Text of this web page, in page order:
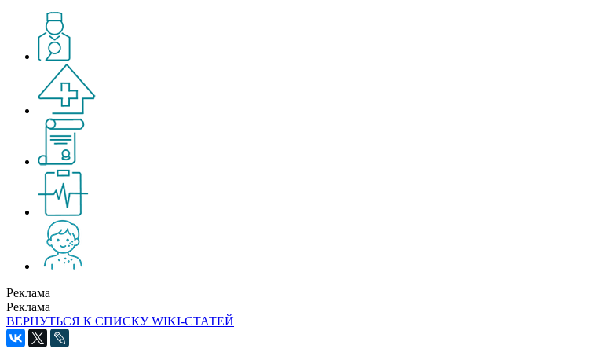
Реклама
Реклама
ВЕРНУТЬСЯ К СПИСКУ WIKI-СТАТЕЙ